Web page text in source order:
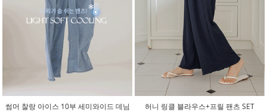
썸머 찰랑 아이스 10부 세미와이드 데님 허니 링클 블라우스+프릴 팬츠 SET